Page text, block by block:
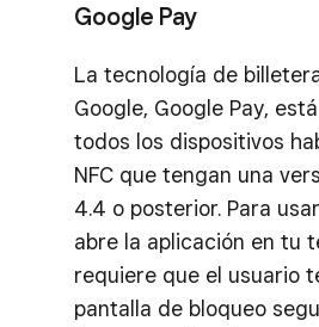
Google Pay
La tecnología de
Google, Google Pay,
todos los dispositivos
NFC que tengan una
4.4 o posterior. Para
abre la aplicación en tu
requiere que el usuario
pantalla de bloqueo